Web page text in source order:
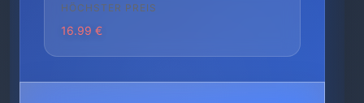
HÖCHSTER PREIS
16.99 €